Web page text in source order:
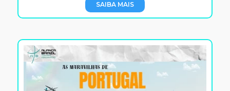
SAIBA MAIS